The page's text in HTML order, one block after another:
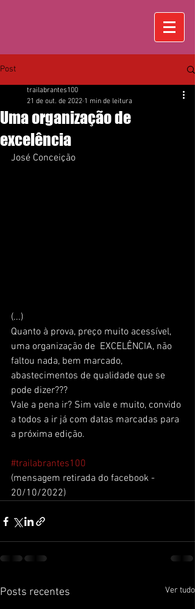
Post
Uma organização de
excelência
trailabrantes100
21 de out. de 2022 1 min de leitura
José Conceição
(...)
Quanto à prova, preço muito acessível,
uma organização de  EXCELÊNCIA, não
faltou nada, bem marcado,
abastecimentos de qualidade que se
pode dizer???
Vale a pena ir? Sim vale e muito, convido
a todos a ir já com datas marcadas para
a próxima edição.
#trailabrantes100
(mensagem retirada do facebook -
20/10/2022)
Posts recentes Ver tudo